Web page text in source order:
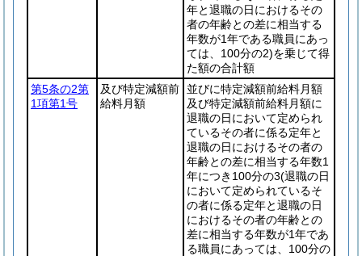
年と退職の日におけるその
者の年齢との差に相当する
年数が1年である職員にあっ
ては、100分の2)を乗じて得
た額の合計額
第5条の2第
1項第1号
及び特定減額前
給料月額
並びに特定減額前給料月額
及び特定減額前給料月額に
退職の日において定められ
ているその者に係る定年と
退職の日におけるその者の
年齢との差に相当する年数1
年につき100分の3(退職の日
において定められているそ
の者に係る定年と退職の日
におけるその者の年齢との
差に相当する年数が1年であ
る職員にあっては、100分の